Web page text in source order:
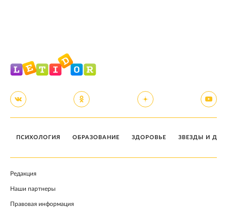
ПСИХОЛОГИЯ ОБРАЗОВАНИЕ ЗДОРОВЬЕ ЗВЕЗДЫ И
Редакция
Наши партнеры
Правовая информация